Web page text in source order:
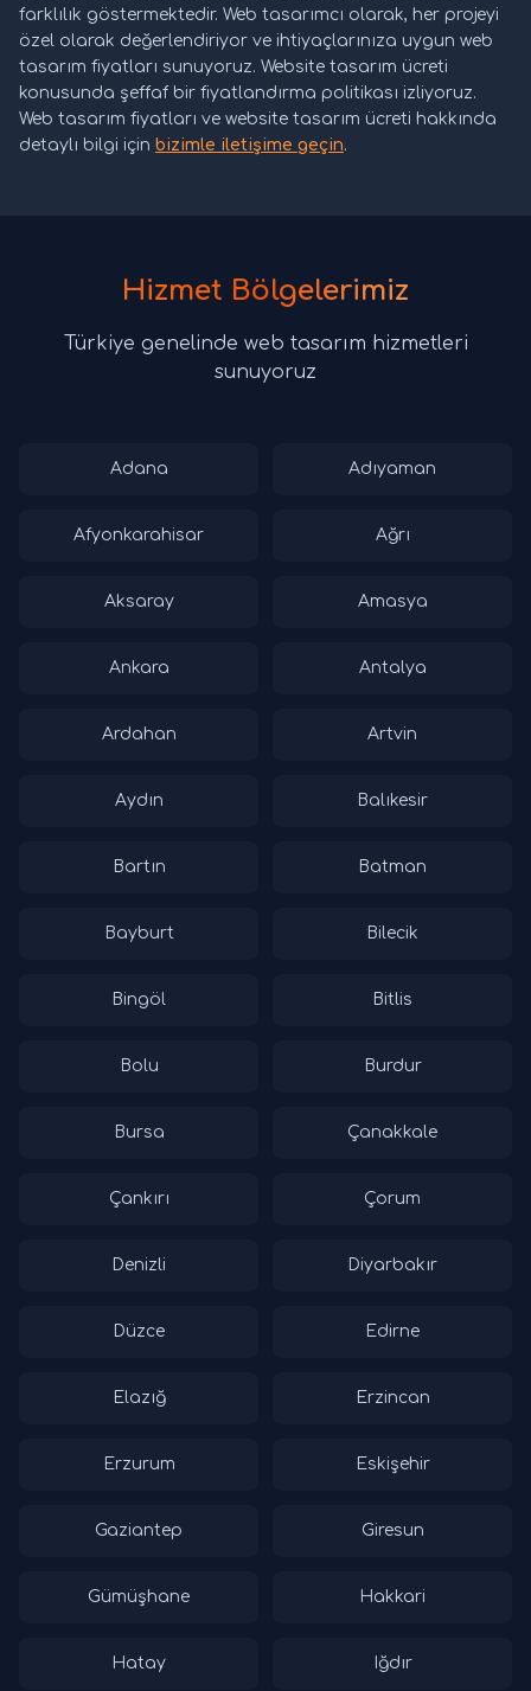
farklılık göstermektedir. Web tasarımcı olarak, her projeyi
özel olarak değerlendiriyor ve ihtiyaçlarınıza uygun web
tasarım fiyatları sunuyoruz. Website tasarım ücreti
konusunda şeffaf bir fiyatlandırma politikası izliyoruz.
Web tasarım fiyatları ve website tasarım ücreti hakkında
detaylı bilgi için bizimle iletişime geçin.
Hizmet Bölgelerimiz
Türkiye genelinde web tasarım hizmetleri
sunuyoruz
Adana Adıyaman
Afyonkarahisar Ağrı
Aksaray Amasya
Ankara Antalya
Ardahan Artvin
Aydın Balıkesir
Bartın Batman
Bayburt Bilecik
Bingöl Bitlis
Bolu Burdur
Bursa Çanakkale
Çankırı Çorum
Denizli Diyarbakır
Düzce Edirne
Elazığ Erzincan
Erzurum Eskişehir
Gaziantep Giresun
Gümüşhane Hakkari
Hatay Iğdır